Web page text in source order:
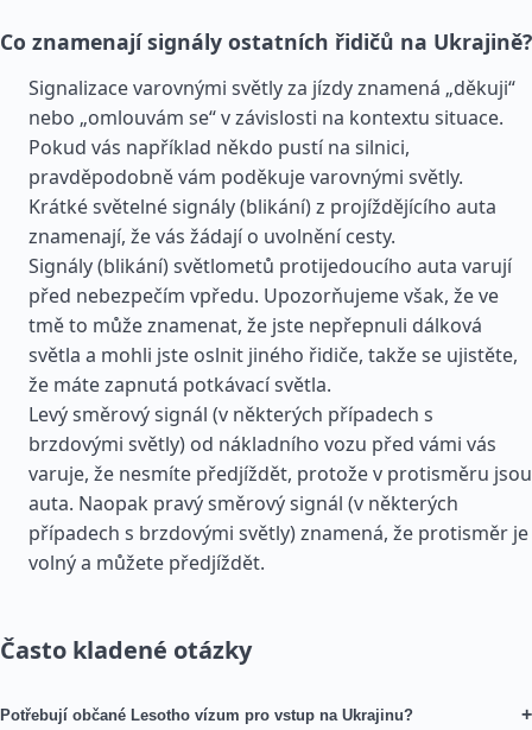
Co znamenají signály ostatních řidičů na Ukrajině?
Signalizace varovnými světly za jízdy znamená „děkuji“
nebo „omlouvám se“ v závislosti na kontextu situace.
Pokud vás například někdo pustí na silnici,
pravděpodobně vám poděkuje varovnými světly.
Krátké světelné signály (blikání) z projíždějícího auta
znamenají, že vás žádají o uvolnění cesty.
Signály (blikání) světlometů protijedoucího auta varují
před nebezpečím vpředu. Upozorňujeme však, že ve
tmě to může znamenat, že jste nepřepnuli dálková
světla a mohli jste oslnit jiného řidiče, takže se ujistěte,
že máte zapnutá potkávací světla.
Levý směrový signál (v některých případech s
brzdovými světly) od nákladního vozu před vámi vás
varuje, že nesmíte předjíždět, protože v protisměru jsou
auta. Naopak pravý směrový signál (v některých
případech s brzdovými světly) znamená, že protisměr je
volný a můžete předjíždět.
Často kladené otázky
Potřebují občané Lesotho vízum pro vstup na Ukrajinu? +